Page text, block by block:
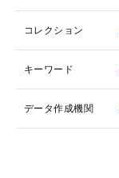
コレクション
キーワード
データ作成機関